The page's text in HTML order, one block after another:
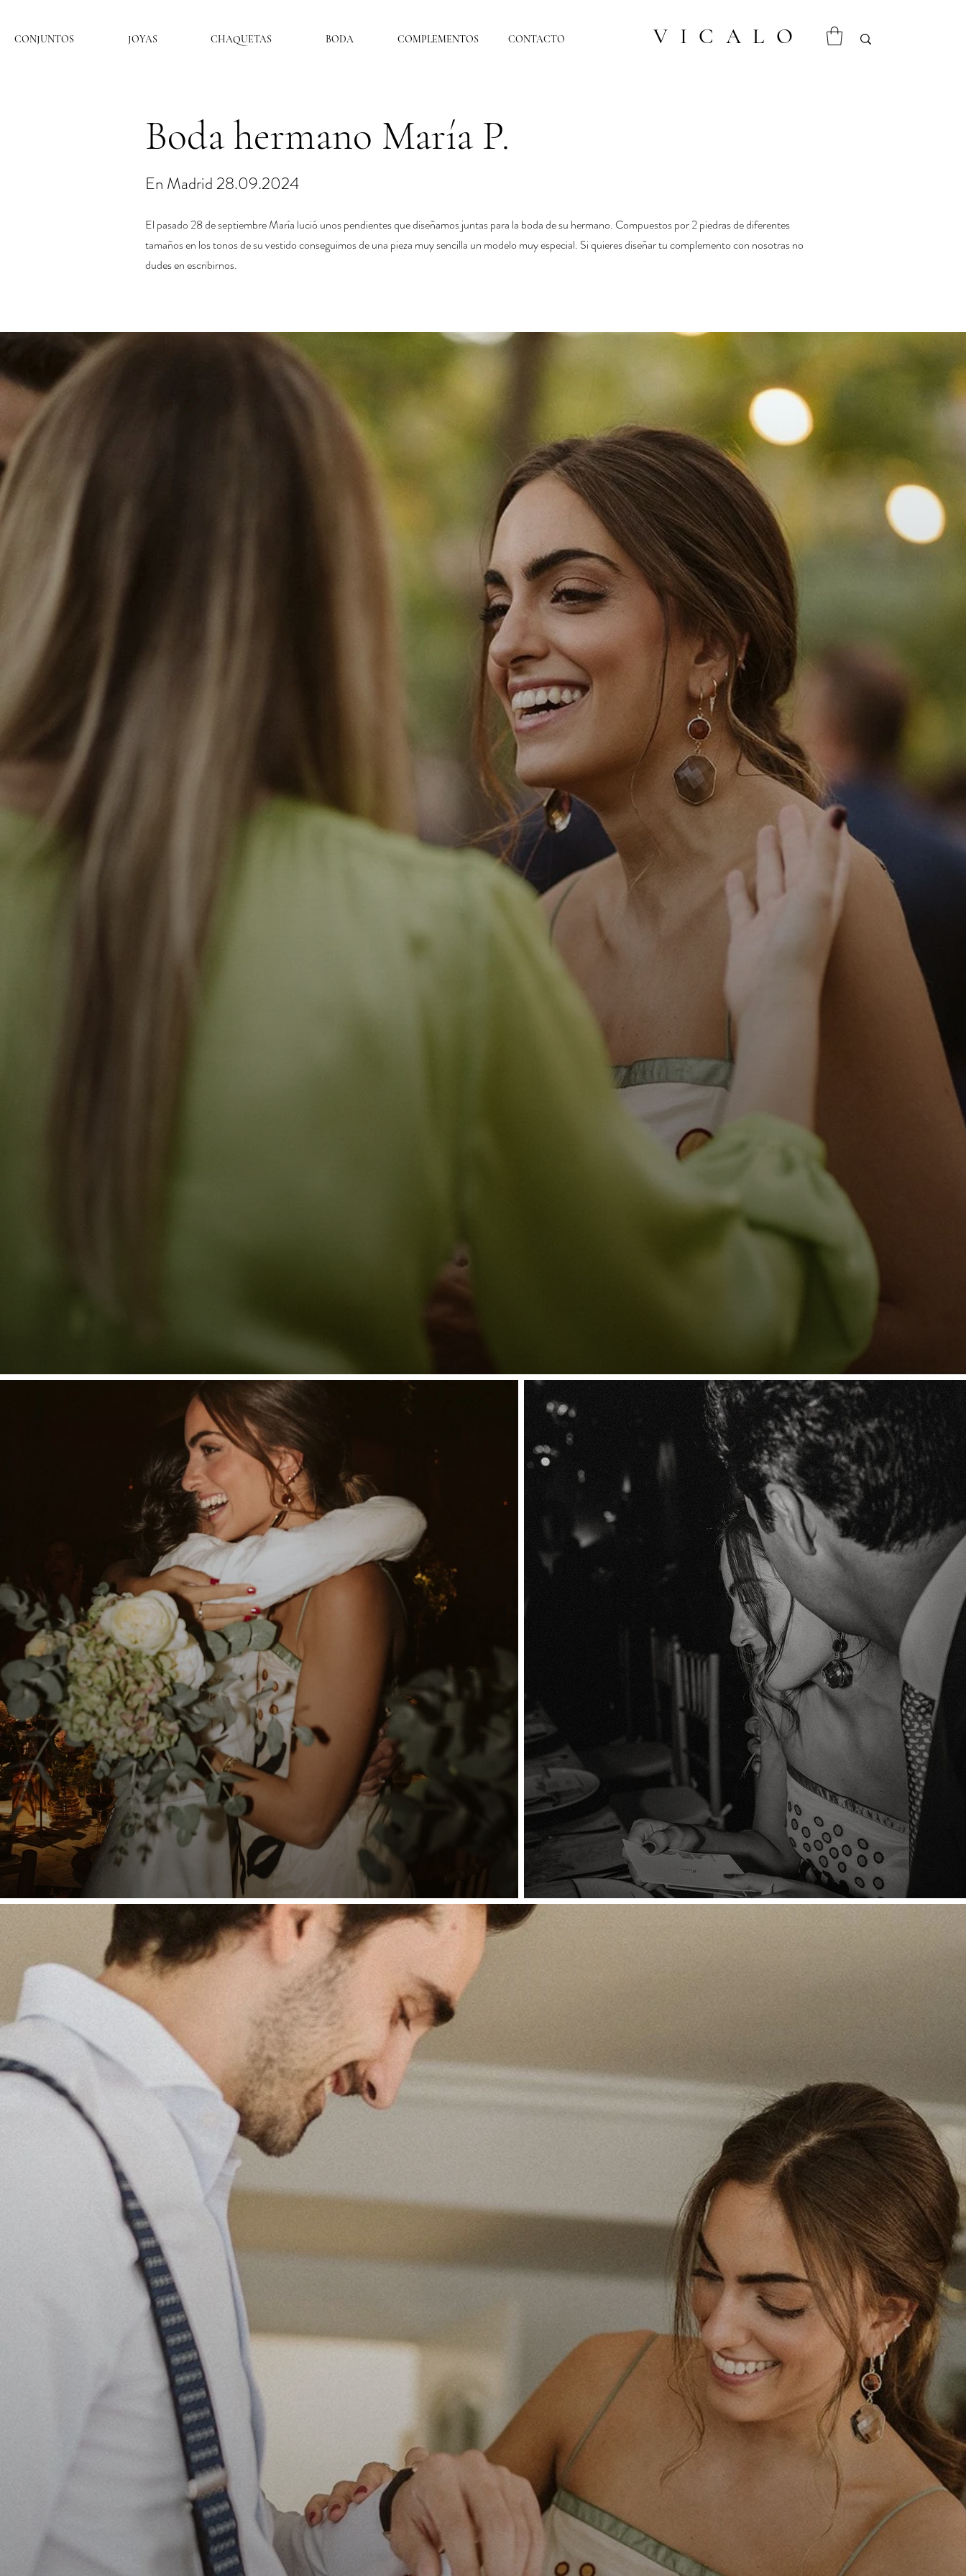
CONJUNTOS JOYAS CHAQUETAS BODA COMPLEMENTOS CONTACTO VICALO
Boda hermano María P.
En Madrid 28.09.2024
El pasado 28 de septiembre María lució unos pendientes que diseñamos juntas para la boda de su hermano. Compuestos por 2 piedras de diferentes
tamaños en los tonos de su vestido conseguimos de una pieza muy sencilla un modelo muy especial. Si quieres diseñar tu complemento con nosotras no
dudes en escribirnos.